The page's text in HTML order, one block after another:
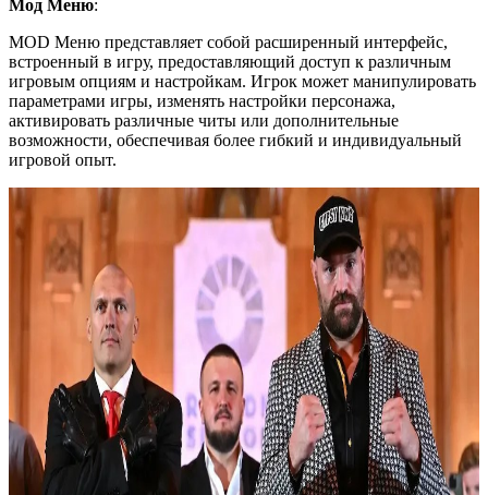
Мод Меню:
MOD Меню представляет собой расширенный интерфейс,
встроенный в игру, предоставляющий доступ к различным
игровым опциям и настройкам. Игрок может манипулировать
параметрами игры, изменять настройки персонажа,
активировать различные читы или дополнительные
возможности, обеспечивая более гибкий и индивидуальный
игровой опыт.